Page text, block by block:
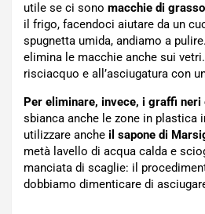
utile se ci sono macchie di
il frigo, facendoci aiutare da un
spugnetta umida, andiamo a
elimina le macchie anche sui
risciacquo e all’asciugatura con
Per eliminare, invece, i graffi neri
sbianca anche le zone in plastica
utilizzare anche il sapone di
metà lavello di acqua calda e
manciata di scaglie: il
dobbiamo dimenticare di